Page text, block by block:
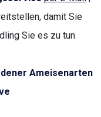
damit Sie
Sie es zu tun
Ameisenarten